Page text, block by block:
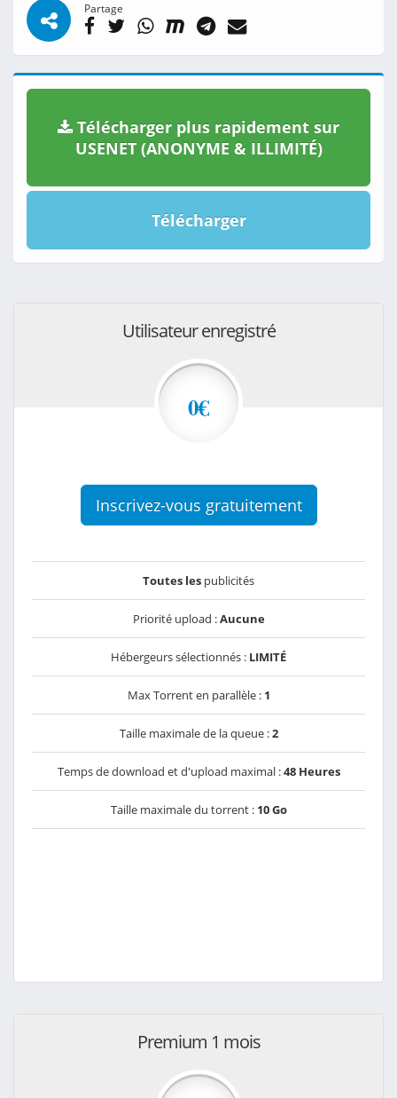
Partage
Télécharger plus rapidement sur
USENET (ANONYME & ILLIMITÉ)
Télécharger
Utilisateur enregistré
0€
Inscrivez-vous gratuitement
Toutes les publicités
Priorité upload :Aucune
Hébergeurs sélectionnés : LIMITÉ
Max Torrent en parallèle : 1
Taille maximale de la queue :2
Temps de download et d'upload maximal :48 Heures
Taille maximale du torrent : 10 Go
Premium 1 mois